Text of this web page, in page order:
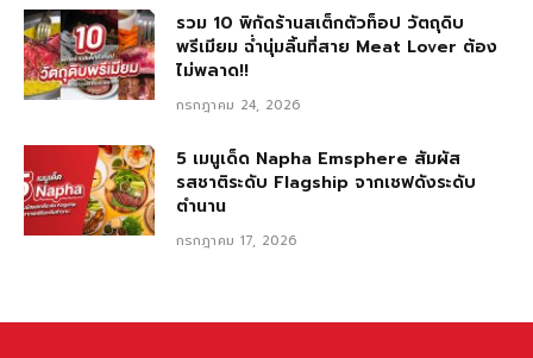
รวม 10 พิกัดร้านสเต็กตัวท็อป วัตถุดิบ
พรีเมียม ฉ่ำนุ่มลิ้นที่สาย Meat Lover ต้อง
ไม่พลาด!!
กรกฎาคม 24, 2026
5 เมนูเด็ด Napha Emsphere สัมผัส
รสชาติระดับ Flagship จากเชฟดังระดับ
ตำนาน
กรกฎาคม 17, 2026